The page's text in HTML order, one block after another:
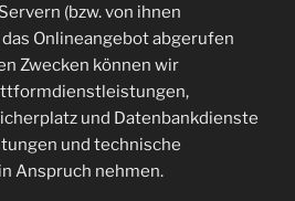
(bzw. von ihnen
Onlineangebot abgerufen
Zwecken können wir
und Datenbankdienste
und technische
Anspruch nehmen.